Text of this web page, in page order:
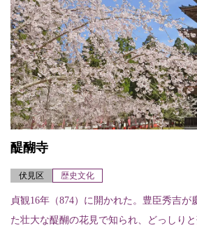
醍醐寺
伏見区 歴史文化
貞観16年（874）に開かれた。豊臣秀吉が
た壮大な醍醐の花見で知られ、どっしりと